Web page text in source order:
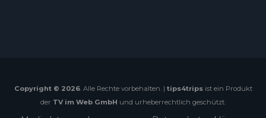
Copyright © 2026. Alle Rechte vorbehalten. | tips4tripsist ein Produkt
der TV im Web GmbH und urheberrechtlich geschützt.